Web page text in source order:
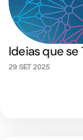
Ideias que se
29 SET 2025